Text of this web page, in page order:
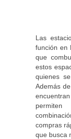
Las
función en
que
estos
quienes
Además
permiten
compras
que busca